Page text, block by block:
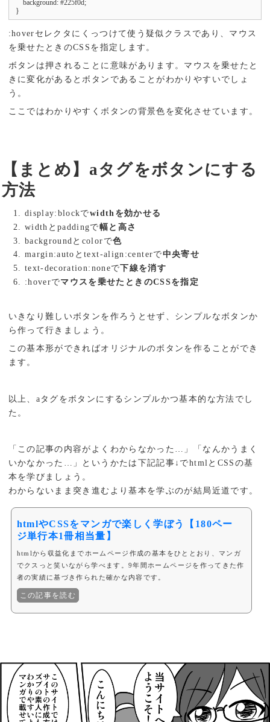
    background: #225f0d;
}
:hoverセレクタにくっつけて使う疑似クラスであり、マウス
を乗せたときのCSSを指定します。
ボタンは押されることに意味があります。マウスを乗せたと
きに変化があるとボタンであることがわかりやすいでしょ
う。
ここではわかりやすくボタンの背景色を変化させています。
【まとめ】aタグをボタンにする
方法
display:blockでwidthを効かせる
widthとpaddingで幅と高さ
backgroundとcolorで色
margin:autoとtext-align:centerで中央寄せ
text-decoration:noneで下線を消す
:hoverでマウスを乗せたときのCSSを指定
いきなり難しいボタンを作ろうとせず、シンプルなボタンか
ら作って行きましょう。
この基本形ができればオリジナルのボタンを作ることができ
ます。
以上、aタグをボタンにするシンプルかつ基本的な方法でし
た。
「この記事の内容がよくわからなかった…」「なんかうまく
いかなかった…」というかたは下記記事↓でhtmlとCSSの基
本を学びましょう。
わからないまま突き進むより基本を学ぶのが結局近道です。
htmlやCSSをマンガで楽しく学ぼう【180ペー
ジ単行本1冊相当量】
htmlから収益化までホームページ作成の基本をひととおり、マンガ
でクスっと笑いながら学べます。9年間ホームページを作ってきた作
者の実績に基づき作られた確かな内容です。
この記事を読む